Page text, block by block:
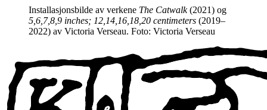
Installasjonsbilde av verkene The Catwalk(2021) og
5,6,7,8,9 inches; 12,14,16,18,20 centimeters (2019–
2022) av Victoria Verseau. Foto: Victoria Verseau